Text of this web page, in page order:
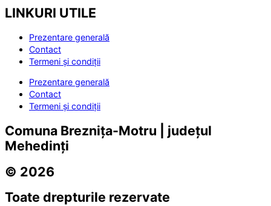
LINKURI UTILE
Prezentare generală
Contact
Termeni și condiții
Prezentare generală
Contact
Termeni și condiții
Comuna Breznița-Motru | județul
Mehedinți
© 2026
Toate drepturile rezervate